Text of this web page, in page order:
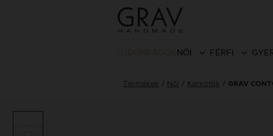
NŐI FÉRFI
Termékek Női Karkötők GRAV